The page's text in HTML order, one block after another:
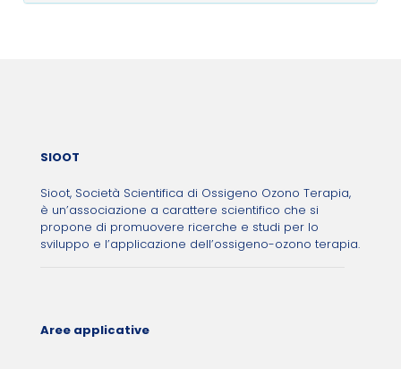
SIOOT
Sioot, Società Scientifica di Ossigeno Ozono Terapia,
è un’associazione a carattere scientifico che si
propone di promuovere ricerche e studi per lo
sviluppo e l’applicazione dell’ossigeno-ozono terapia.
Aree applicative